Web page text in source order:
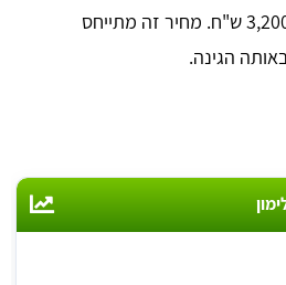
כאשר הטווח נע בין 800 ל-3,200 ש"ח. מחיר זה מתייחס
הגינה.